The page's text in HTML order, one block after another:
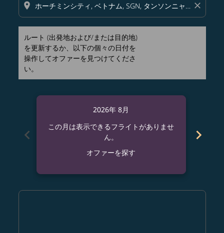
location_on close
ルート (出発地および/または目的地)
を更新するか、以下の個々の日付を
操作してオファーを見つけてくださ
い。
chevron_left
2026年 8月
この月は表示できるフライトがありませ
ん。
オファーを探す
chevron_right